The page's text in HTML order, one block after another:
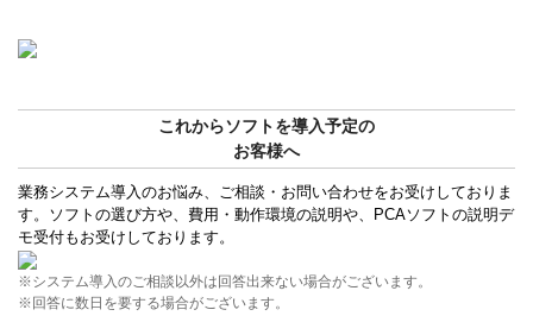
これからソフトを導入予定の
お客様へ
業務システム導入のお悩み、ご相談・お問い合わせをお受けしておりま
す。ソフトの選び方や、費用・動作環境の説明や、PCAソフトの説明デ
モ受付もお受けしております。
※システム導入のご相談以外は回答出来ない場合がございます。
※回答に数日を要する場合がございます。